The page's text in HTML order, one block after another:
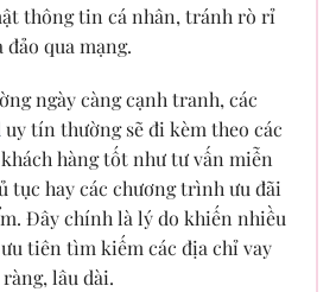
thông tin cá nhân, tránh rò rỉ
qua mạng.
ngày càng cạnh tranh, các
uy tín thường sẽ đi kèm theo các
hàng tốt như tư vấn miễn
tục hay các chương trình ưu đãi
Đây chính là lý do khiến nhiều
tiên tìm kiếm các địa chỉ vay
lâu dài.